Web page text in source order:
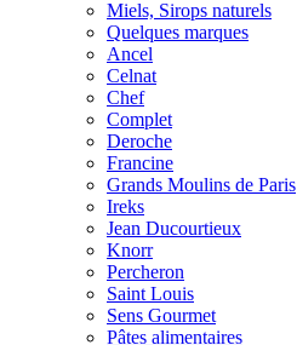
Miels, Sirops naturels
Quelques marques
Ancel
Celnat
Chef
Complet
Deroche
Francine
Grands Moulins de Paris
Ireks
Jean Ducourtieux
Knorr
Percheron
Saint Louis
Sens Gourmet
Pâtes alimentaires